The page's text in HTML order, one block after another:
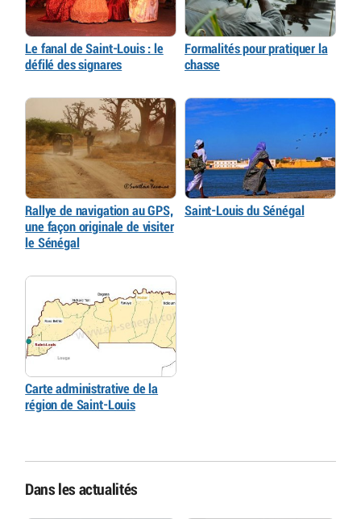
Le fanal de Saint-Louis : le
défilé des signares
Formalités pour pratiquer la
chasse
Rallye de navigation au GPS,
une façon originale de visiter
le Sénégal
Saint-Louis du Sénégal
Carte administrative de la
région de Saint-Louis
Dans les actualités